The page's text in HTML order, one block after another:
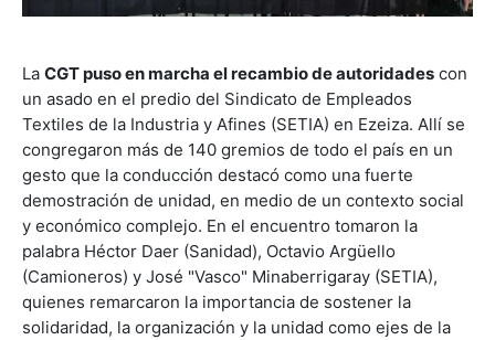
La CGT puso en marcha el recambio de autoridades con
un asado en el predio del Sindicato de Empleados
Textiles de la Industria y Afines (SETIA) en Ezeiza. Allí se
congregaron más de 140 gremios de todo el país en un
gesto que la conducción destacó como una fuerte
demostración de unidad, en medio de un contexto social
y económico complejo. En el encuentro tomaron la
palabra Héctor Daer (Sanidad), Octavio Argüello
(Camioneros) y José "Vasco" Minaberrigaray (SETIA),
quienes remarcaron la importancia de sostener la
solidaridad, la organización y la unidad como ejes de la